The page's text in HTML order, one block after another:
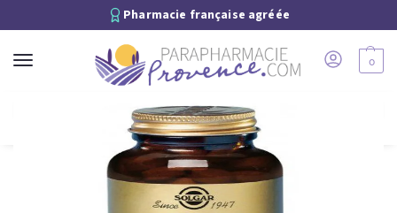
Pharmacie française agréée
0